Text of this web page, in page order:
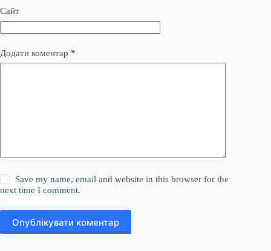
Сайт
Додати коментар *
Save my name, email and website in this browser for the
next time I comment.
Опублікувати коментар